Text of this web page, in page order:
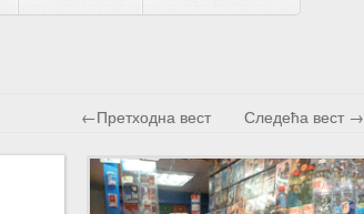
←Претходна вест Следећа вест →